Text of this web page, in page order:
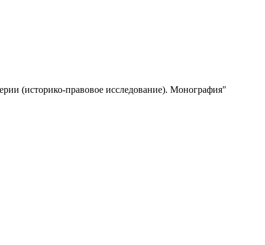
(историко-правовое исследование). Монография"